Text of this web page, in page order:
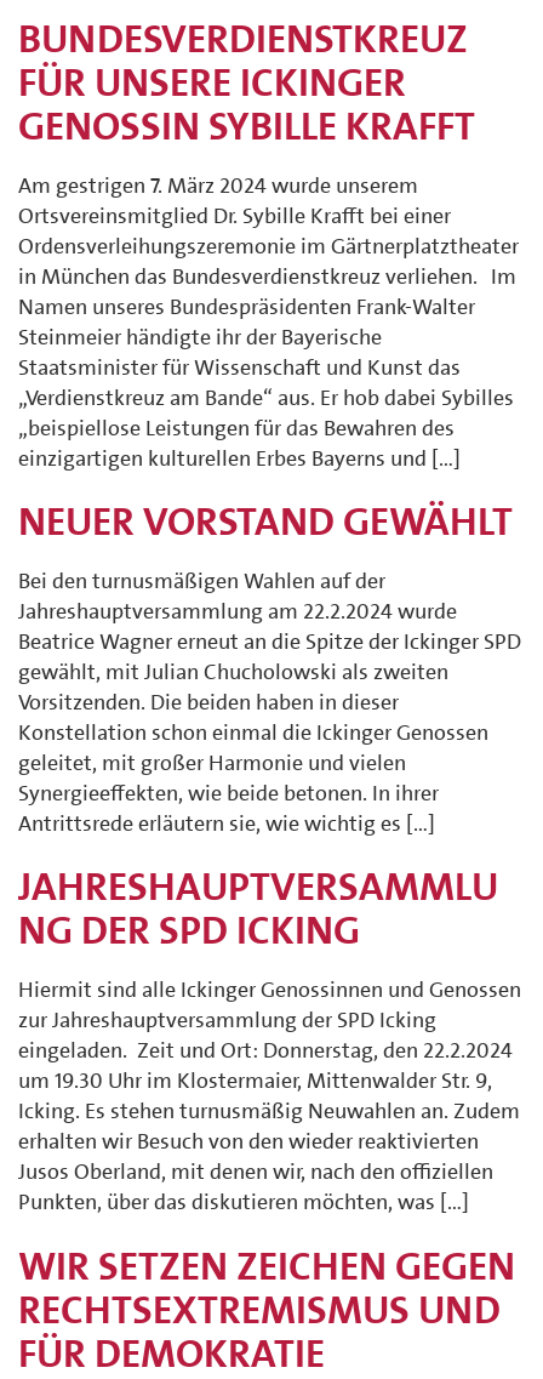
BUNDESVERDIENSTKREUZ
FÜR UNSERE ICKINGER
GENOSSIN SYBILLE KRAFFT
Am gestrigen 7. März 2024 wurde unserem
Ortsvereinsmitglied Dr. Sybille Krafft bei einer
Ordensverleihungszeremonie im Gärtnerplatztheater
in München das Bundesverdienstkreuz verliehen. Im
Namen unseres Bundespräsidenten Frank-Walter
Steinmeier händigte ihr der Bayerische
Staatsminister für Wissenschaft und Kunst das
„Verdienstkreuz am Bande“ aus. Er hob dabei Sybilles
„beispiellose Leistungen für das Bewahren des
einzigartigen kulturellen Erbes Bayerns und […]
NEUER VORSTAND GEWÄHLT
Bei den turnusmäßigen Wahlen auf der
Jahreshauptversammlung am 22.2.2024 wurde
Beatrice Wagner erneut an die Spitze der Ickinger SPD
gewählt, mit Julian Chucholowski als zweiten
Vorsitzenden. Die beiden haben in dieser
Konstellation schon einmal die Ickinger Genossen
geleitet, mit großer Harmonie und vielen
Synergieeffekten, wie beide betonen. In ihrer
Antrittsrede erläutern sie, wie wichtig es […]
JAHRESHAUPTVERSAMMLU
NG DER SPD ICKING
Hiermit sind alle Ickinger Genossinnen und Genossen
zur Jahreshauptversammlung der SPD Icking
eingeladen. Zeit und Ort: Donnerstag, den 22.2.2024
um 19.30 Uhr im Klostermaier, Mittenwalder Str. 9,
Icking. Es stehen turnusmäßig Neuwahlen an. Zudem
erhalten wir Besuch von den wieder reaktivierten
Jusos Oberland, mit denen wir, nach den offiziellen
Punkten, über das diskutieren möchten, was […]
WIR SETZEN ZEICHEN GEGEN
RECHTSEXTREMISMUS UND
FÜR DEMOKRATIE